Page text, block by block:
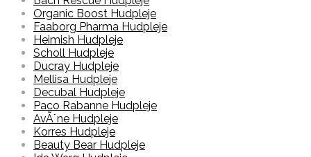
Organic Boost Hudpleje
Faaborg Pharma Hudpleje
Heimish Hudpleje
Scholl Hudpleje
Ducray Hudpleje
Mellisa Hudpleje
Decubal Hudpleje
Paco Rabanne Hudpleje
AvÃ¨ne Hudpleje
Korres Hudpleje
Beauty Bear Hudpleje